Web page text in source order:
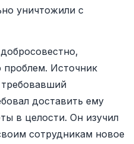
уничтожили с
проблем. Источник
требовавший
доставить ему
в целости. Он изучил
сотрудникам новое